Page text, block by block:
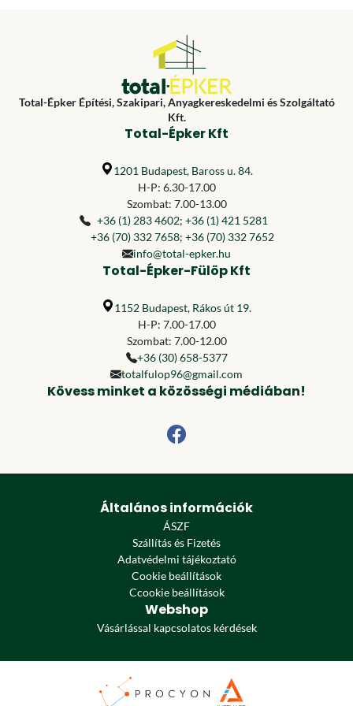
Total-Épker Építési, Szakipari, Anyagkereskedelmi és Szolgáltató
Kft.
Total-Épker Kft
1201 Budapest, Baross u. 84.
H-P: 6.30-17.00
Szombat: 7.00-13.00
+36 (1) 283 4602; +36 (1) 421 5281
+36 (70) 332 7658; +36 (70) 332 7652
info@total-epker.hu
Total-Épker-Fülöp Kft
1152 Budapest, Rákos út 19.
H-P: 7.00-17.00
Szombat: 7.00-12.00
+36 (30) 658-5377
totalfulop96@gmail.com
Kövess minket a közösségi médiában!
Általános információk
ÁSZF
Szállítás és Fizetés
Adatvédelmi tájékoztató
Cookie beállítások
Ccookie beállítások
Webshop
Vásárlással kapcsolatos kérdések